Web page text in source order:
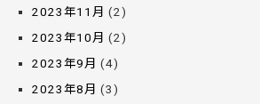
2023年11月 (2)
2023年10月 (2)
2023年9月 (4)
2023年8月 (3)